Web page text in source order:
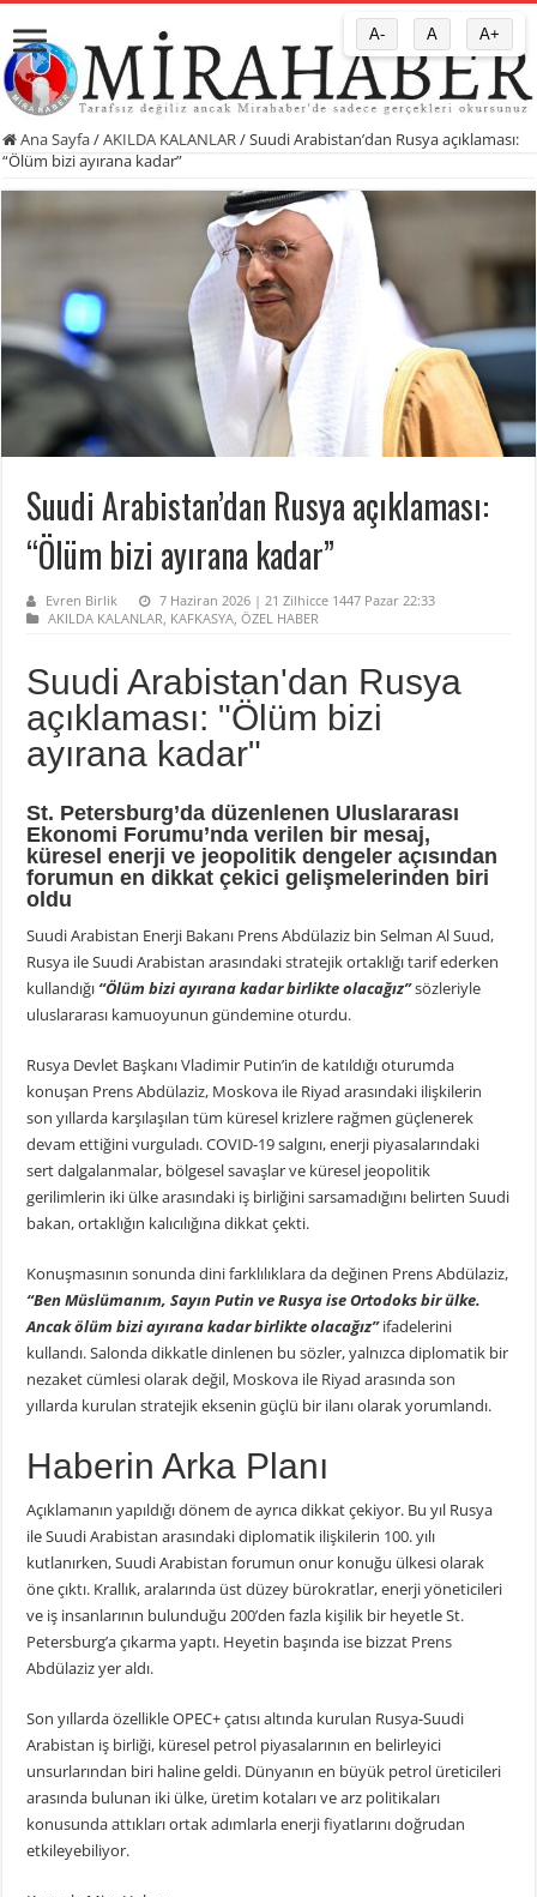
Ana Sayfa/AKILDA KALANLAR /Suudi Arabistan’dan Rusya açıklaması:
“Ölüm bizi ayırana kadar”
Suudi Arabistan’dan Rusya açıklaması:
“Ölüm bizi ayırana kadar”
Evren Birlik
7 Haziran 2026 | 21 Zilhicce 1447 Pazar 22:33
AKILDA KALANLAR, KAFKASYA,ÖZEL HABER
Suudi Arabistan'dan Rusya
açıklaması: "Ölüm bizi
ayırana kadar"
St. Petersburg’da düzenlenen Uluslararası
Ekonomi Forumu’nda verilen bir mesaj,
küresel enerji ve jeopolitik dengeler açısından
forumun en dikkat çekici gelişmelerinden biri
oldu
Suudi Arabistan Enerji Bakanı Prens Abdülaziz bin Selman Al Suud,
Rusya ile Suudi Arabistan arasındaki stratejik ortaklığı tarif ederken
kullandığı “Ölüm bizi ayırana kadar birlikte olacağız”sözleriyle
uluslararası kamuoyunun gündemine oturdu.
Rusya Devlet Başkanı Vladimir Putin’in de katıldığı oturumda
konuşan Prens Abdülaziz, Moskova ile Riyad arasındaki ilişkilerin
son yıllarda karşılaşılan tüm küresel krizlere rağmen güçlenerek
devam ettiğini vurguladı. COVID-19 salgını, enerji piyasalarındaki
sert dalgalanmalar, bölgesel savaşlar ve küresel jeopolitik
gerilimlerin iki ülke arasındaki iş birliğini sarsamadığını belirten Suudi
bakan, ortaklığın kalıcılığına dikkat çekti.
Konuşmasının sonunda dini farklılıklara da değinen Prens Abdülaziz,
“Ben Müslümanım, Sayın Putin ve Rusya ise Ortodoks bir ülke.
Ancak ölüm bizi ayırana kadar birlikte olacağız”ifadelerini
kullandı. Salonda dikkatle dinlenen bu sözler, yalnızca diplomatik bir
nezaket cümlesi olarak değil, Moskova ile Riyad arasında son
yıllarda kurulan stratejik eksenin güçlü bir ilanı olarak yorumlandı.
Haberin Arka Planı
Açıklamanın yapıldığı dönem de ayrıca dikkat çekiyor. Bu yıl Rusya
ile Suudi Arabistan arasındaki diplomatik ilişkilerin 100. yılı
kutlanırken, Suudi Arabistan forumun onur konuğu ülkesi olarak
öne çıktı. Krallık, aralarında üst düzey bürokratlar, enerji yöneticileri
ve iş insanlarının bulunduğu 200’den fazla kişilik bir heyetle St.
Petersburg’a çıkarma yaptı. Heyetin başında ise bizzat Prens
Abdülaziz yer aldı.
Son yıllarda özellikle OPEC+ çatısı altında kurulan Rusya-Suudi
Arabistan iş birliği, küresel petrol piyasalarının en belirleyici
unsurlarından biri haline geldi. Dünyanın en büyük petrol üreticileri
arasında bulunan iki ülke, üretim kotaları ve arz politikaları
konusunda attıkları ortak adımlarla enerji fiyatlarını doğrudan
etkileyebiliyor.
A- A A+